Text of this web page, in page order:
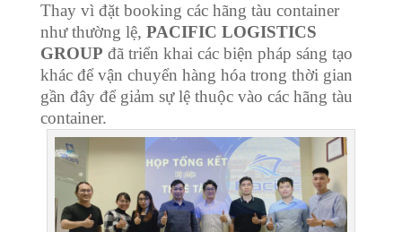
Thay vì đặt booking các hãng tàu container
như thường lệ, PACIFIC LOGISTICS
GROUP đã triển khai các biện pháp sáng tạo
khác để vận chuyển hàng hóa trong thời gian
gần đây để giảm sự lệ thuộc vào các hãng tàu
container.